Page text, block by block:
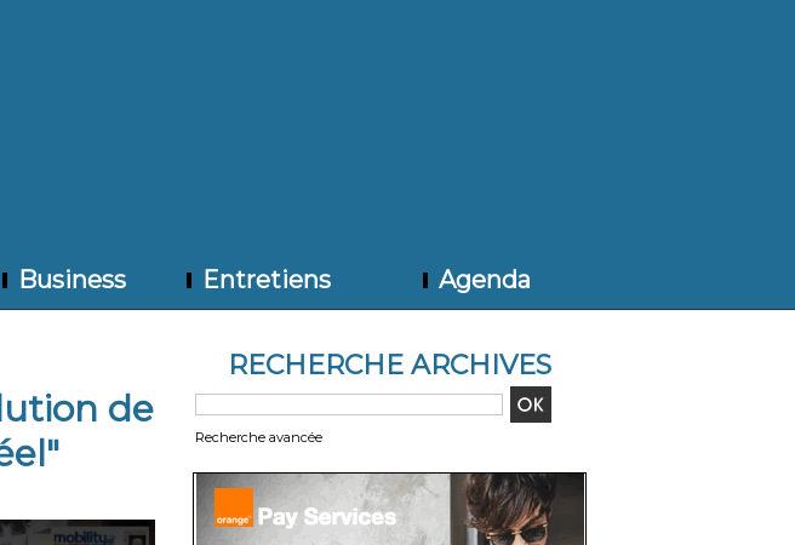
Business Entretiens Agenda
de
RECHERCHE ARCHIVES
Recherche avancée